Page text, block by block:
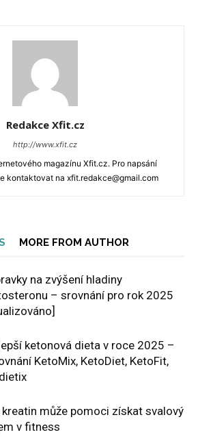
Redakce Xfit.cz
http://www.xfit.cz
magazínu Xfit.cz. Pro napsání
kontaktovat na xfit.redakce@gmail.com
MORE FROM AUTHOR
na zvýšení hladiny
– srovnání pro rok 2025
ketonová dieta v roce 2025 –
KetoMix, KetoDiet, KetoFit,
kreatin může pomoci získat svalový
v fitness